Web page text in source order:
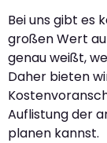
Bei uns gibt es
großen Wert
genau weißt,
Daher bieten
Auflistung der
planen kannst.